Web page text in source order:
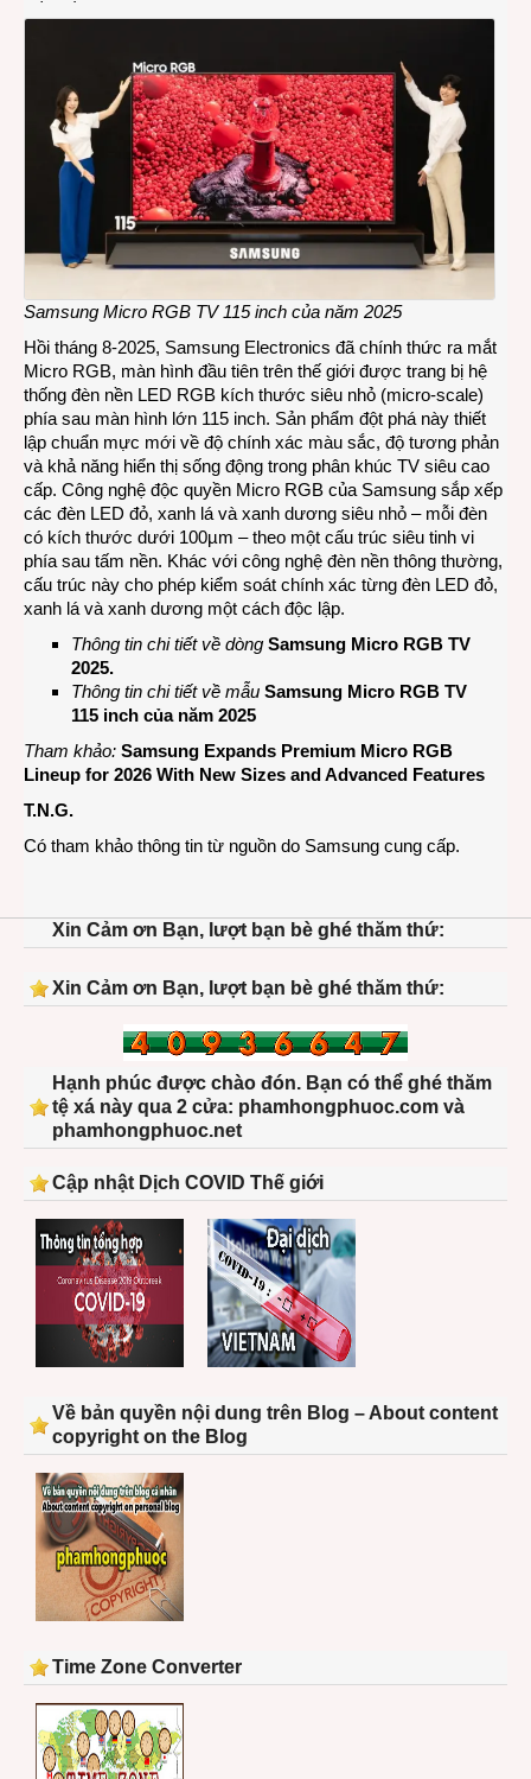
Samsung Micro RGB TV 115 inch của năm 2025
Hồi tháng 8-2025, Samsung Electronics đã chính thức ra mắt
Micro RGB, màn hình đầu tiên trên thế giới được trang bị hệ
thống đèn nền LED RGB kích thước siêu nhỏ (micro-scale)
phía sau màn hình lớn 115 inch. Sản phẩm đột phá này thiết
lập chuẩn mực mới về độ chính xác màu sắc, độ tương phản
và khả năng hiển thị sống động trong phân khúc TV siêu cao
cấp. Công nghệ độc quyền Micro RGB của Samsung sắp xếp
các đèn LED đỏ, xanh lá và xanh dương siêu nhỏ – mỗi đèn
có kích thước dưới 100µm – theo một cấu trúc siêu tinh vi
phía sau tấm nền. Khác với công nghệ đèn nền thông thường,
cấu trúc này cho phép kiểm soát chính xác từng đèn LED đỏ,
xanh lá và xanh dương một cách độc lập.
Thông tin chi tiết về dòng Samsung Micro RGB TV
2025.
Thông tin chi tiết về mẫu Samsung Micro RGB TV
115 inch của năm 2025
Tham khảo: Samsung Expands Premium Micro RGB
Lineup for 2026 With New Sizes and Advanced Features
T.N.G.
Có tham khảo thông tin từ nguồn do Samsung cung cấp.
Xin Cảm ơn Bạn, lượt bạn bè ghé thăm thứ:
Xin Cảm ơn Bạn, lượt bạn bè ghé thăm thứ:
Hạnh phúc được chào đón. Bạn có thể ghé thăm
tệ xá này qua 2 cửa: phamhongphuoc.com và
phamhongphuoc.net
Cập nhật Dịch COVID Thế giới
Về bản quyền nội dung trên Blog – About content
copyright on the Blog
Time Zone Converter